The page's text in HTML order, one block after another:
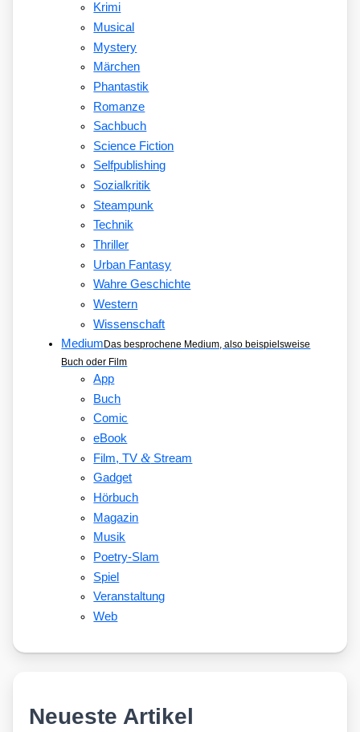
Krimi
Musical
Mystery
Märchen
Phantastik
Romanze
Sachbuch
Science Fiction
Selfpublishing
Sozialkritik
Steampunk
Technik
Thriller
Urban Fantasy
Wahre Geschichte
Western
Wissenschaft
Medium Das besprochene Medium, also beispielsweise
Buch oder Film
App
Buch
Comic
eBook
Film, TV&Stream
Gadget
Hörbuch
Magazin
Musik
Poetry-Slam
Spiel
Veranstaltung
Web
Neueste Artikel